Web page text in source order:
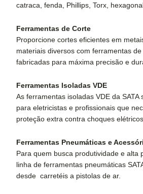
catraca, fenda, Phillips, Torx,
Ferramentas de Corte
Proporcione cortes eficientes em
materiais diversos com ferramentas de
fabricadas para máxima precisão e
Ferramentas Isoladas VDE
As ferramentas isoladas VDE da SATA
para eletricistas e profissionais que
proteção extra contra choques elétricos.
Ferramentas Pneumáticas e
Para quem busca produtividade e alta
linha de ferramentas pneumáticas
desde carretéis a pistolas de ar.